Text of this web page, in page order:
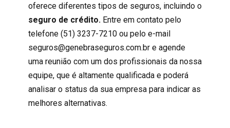
oferece diferentes tipos de seguros, incluindo o
seguro de crédito. Entre em contato pelo
telefone (51) 3237-7210 ou pelo e-mail
seguros@genebraseguros.com.br e agende
uma reunião com um dos profissionais da nossa
equipe, que é altamente qualificada e poderá
analisar o status da sua empresa para indicar as
melhores alternativas.